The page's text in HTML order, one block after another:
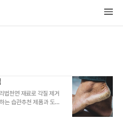
법천연 재료로 각질 제거
는 습관추천 제품과 도구
때 발생하기 쉬운 현상이